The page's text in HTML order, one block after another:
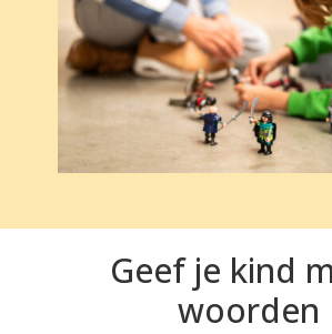
Geef je kind
woorden